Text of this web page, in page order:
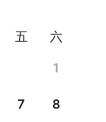
五
六
1
7 8